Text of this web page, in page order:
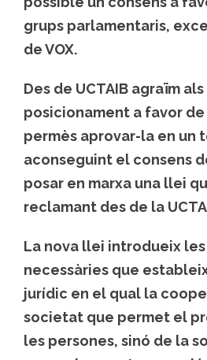
grups parlamentaris,
de VOX.
Des de UCTAIB agraïm
posicionament a favor
permès aprovar-la en un
aconseguint el consens
posar en marxa una llei
reclamant des de la
La nova llei introdueix
necessàries que
jurídic en el qual la
societat que permet el
les persones, sinó de la